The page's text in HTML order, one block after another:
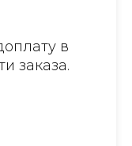
в
заказа.